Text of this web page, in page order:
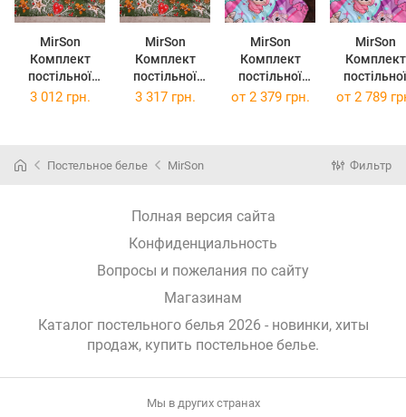
MirSon
Комплект
постільної
білизни
Holiday Star
MirSon
Комплект
постільної
білизни
Holiday Star
MirSon
Комплект
постільної
білизни Бязь
MirSon
Комплект
постільної
білизни Бязь
3 012 грн. 3 317 грн. от 2 379 грн. от 2 789
Постельное белье MirSon Фильтр
Полная версия сайта
Конфиденциальность
Вопросы и пожелания по сайту
Магазинам
Каталог постельного белья 2026 - новинки, хиты
продаж, купить постельное белье.
Мы в других странах